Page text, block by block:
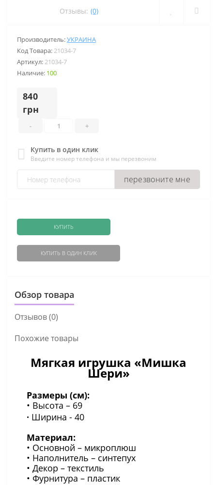
Отзывы: (0)
Производитель:УКРАИНА
Код Товара:21034-7
Артикул:21034-7
Наличие: 100
840
грн
- +
Купить в один клик
Введите номер телефона и мы перезвоним
перезвоните мне
КУПИТЬ
КУПИТЬ В ОДИН КЛИК
Обзор товара
Отзывов (0)
Похожие товары
Мягкая игрушка «Мишка
Шери»
Размеры (см):
• Высота – 69
· Ширина - 40
Материал:
• Основной – микроплюш
• Наполнитель – синтепух
• Декор – текстиль
• Фурнитура – ​​пластик